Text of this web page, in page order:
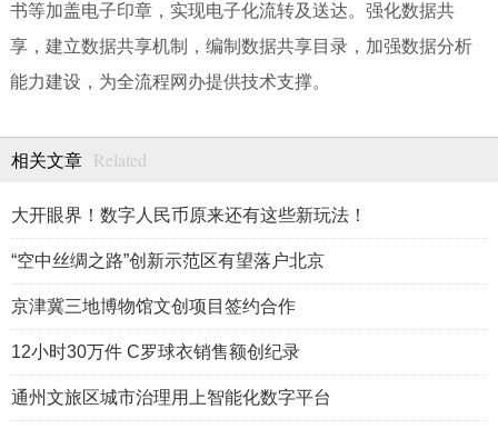
书等加盖电子印章，实现电子化流转及送达。强化数据共
享，建立数据共享机制，编制数据共享目录，加强数据分析
能力建设，为全流程网办提供技术支撑。
相关文章 Related
大开眼界！数字人民币原来还有这些新玩法！
“空中丝绸之路”创新示范区有望落户北京
京津冀三地博物馆文创项目签约合作
12小时30万件 C罗球衣销售额创纪录
通州文旅区城市治理用上智能化数字平台